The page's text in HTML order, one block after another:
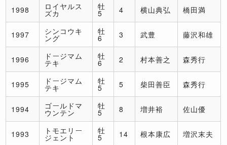
1998 ロイヤルス
ズカ
牡
5 4 横山典弘 橋田満
1997 シンコウキ
ング
牡
6 3 武豊 藤沢和雄
1996 ドージマム
テキ
牡
6 2 村本善之 森秀行
1995 ドージマム
テキ
牡
5 5 柴田善臣 森秀行
1994 ゴールドマ
ウンテン
牡
5 8 増井裕 佐山優
1993 トモエリー
ジェント
牡
5 14 根本康広 増沢末夫